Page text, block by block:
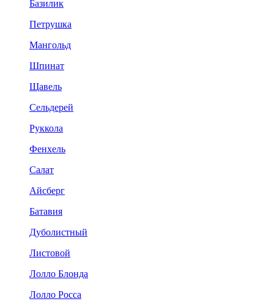
Базилик
Петрушка
Мангольд
Шпинат
Щавель
Сельдерей
Руккола
Фенхель
Салат
Айсберг
Батавия
Дуболистный
Листовой
Лолло Блонда
Лолло Росса